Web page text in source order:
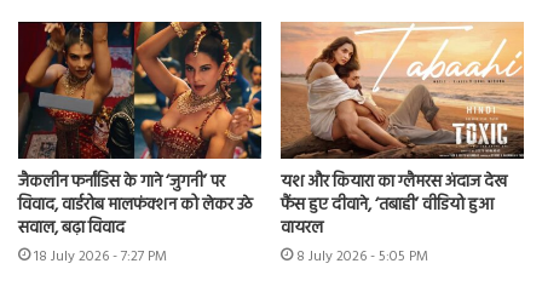
जैकलीन फर्नांडिस के गाने ‘जुगनी’ पर
विवाद, वार्डरोब मालफंक्शन को लेकर उठे
सवाल, बढ़ा विवाद
18 July 2026 - 7:27 PM
यश और कियारा का ग्लैमरस अंदाज देख
फैंस हुए दीवाने, ‘तबाही’ वीडियो हुआ
वायरल
8 July 2026 - 5:05 PM